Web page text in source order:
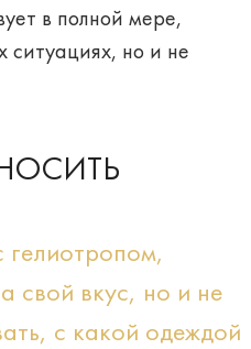
в полной мере,
ситуациях, но и не
гелиотропом,
свой вкус, но и не
с какой одеждой